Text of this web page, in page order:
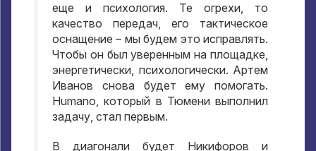
еще и психология. Те огрехи, то
качество передач, его тактическое
оснащение – мы будем это исправлять.
Чтобы он был уверенным на площадке,
энергетически, психологически. Артем
Иванов снова будет ему помогать.
Humano,который в Тюмени выполнил
задачу, стал первым.
В диагонали будет Никифоров и